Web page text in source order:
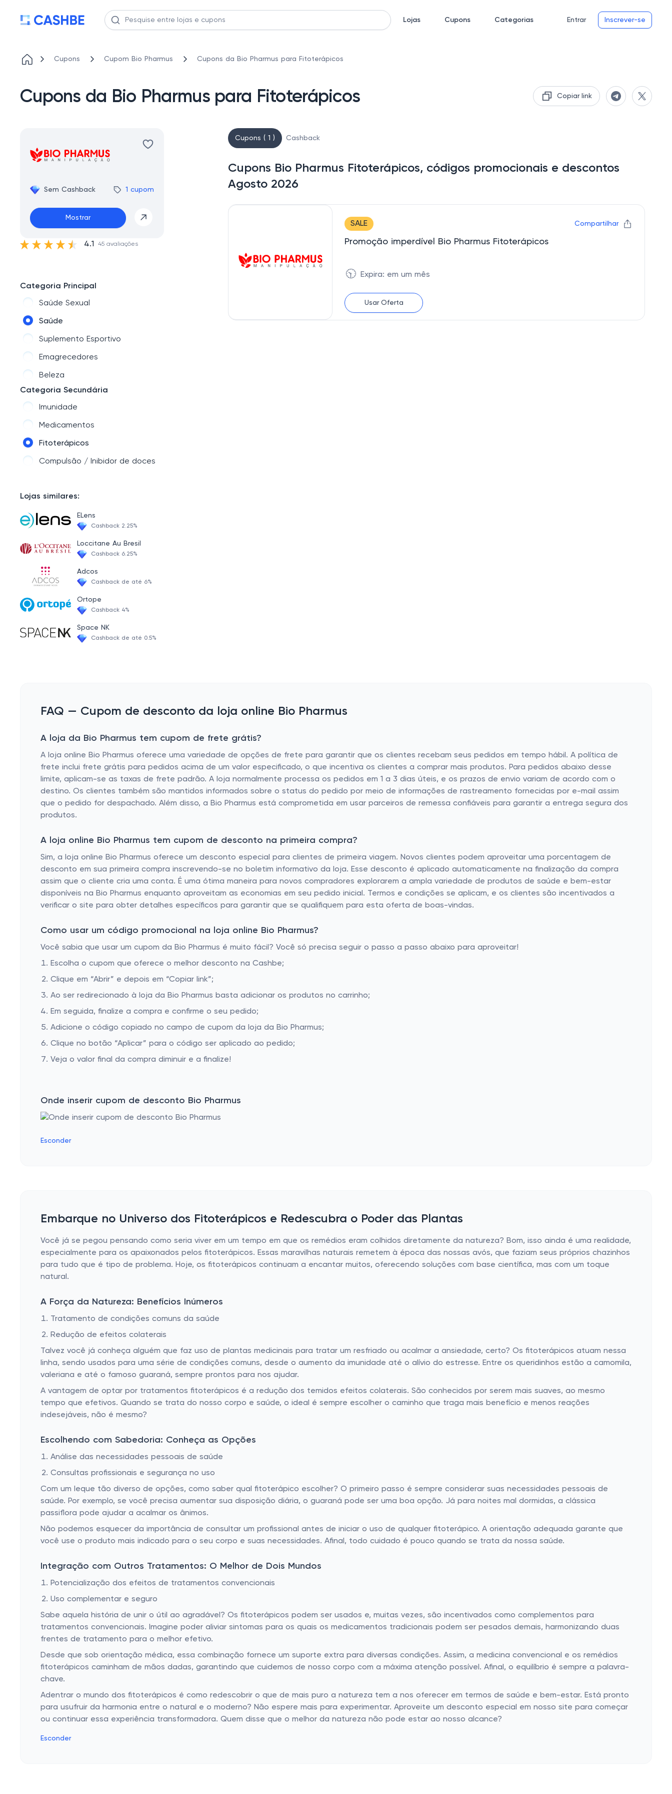
Lojas Cupons Categorias Entrar Inscrever-se
Cupons Cupom Bio Pharmus Cupons da Bio Pharmus para Fitoterápicos
Cupons da Bio Pharmus para Fitoterápicos Copiar link
Sem Cashback 1 cupom
Mostrar
4.1 45 avaliações
Categoria Principal
Saúde Sexual
Saúde
Suplemento Esportivo
Emagrecedores
Beleza
Categoria Secundária
Imunidade
Medicamentos
Fitoterápicos
Compulsão / Inibidor de doces
Lojas similares:
ELens
Cashback 2.25%
Loccitane Au Bresil
Cashback 6.25%
Adcos
Cashback de até 6%
Ortope
Cashback 4%
Space NK
Cashback de até 0.5%
Cupons ( 1 ) Cashback
Cupons Bio Pharmus Fitoterápicos, códigos promocionais e descontos
Agosto 2026
SALE Compartilhar
Promoção imperdível Bio Pharmus Fitoterápicos
🕥 Expira: em um mês
Usar Oferta
FAQ — Cupom de desconto da loja online Bio Pharmus
A loja da Bio Pharmus tem cupom de frete grátis?
A loja online Bio Pharmus oferece uma variedade de opções de frete para garantir que os clientes recebam seus pedidos em tempo hábil. A política de
frete inclui frete grátis para pedidos acima de um valor especificado, o que incentiva os clientes a comprar mais produtos. Para pedidos abaixo desse
limite, aplicam-se as taxas de frete padrão. A loja normalmente processa os pedidos em 1 a 3 dias úteis, e os prazos de envio variam de acordo com o
destino. Os clientes também são mantidos informados sobre o status do pedido por meio de informações de rastreamento fornecidas por e-mail assim
que o pedido for despachado. Além disso, a Bio Pharmus está comprometida em usar parceiros de remessa confiáveis ​​para garantir a entrega segura dos
produtos.
A loja online Bio Pharmus tem cupom de desconto na primeira compra?
Sim, a loja online Bio Pharmus oferece um desconto especial para clientes de primeira viagem. Novos clientes podem aproveitar uma porcentagem de
desconto em sua primeira compra inscrevendo-se no boletim informativo da loja. Esse desconto é aplicado automaticamente na finalização da compra
assim que o cliente cria uma conta. É uma ótima maneira para novos compradores explorarem a ampla variedade de produtos de saúde e bem-estar
disponíveis na Bio Pharmus enquanto aproveitam as economias em seu pedido inicial. Termos e condições se aplicam, e os clientes são incentivados a
verificar o site para obter detalhes específicos para garantir que se qualifiquem para esta oferta de boas-vindas.
Como usar um código promocional na loja online Bio Pharmus?
Você sabia que usar um cupom da Bio Pharmus é muito fácil? Você só precisa seguir o passo a passo abaixo para aproveitar!
Escolha o cupom que oferece o melhor desconto na Cashbe;
Clique em “Abrir” e depois em “Copiar link”;
Ao ser redirecionado à loja da Bio Pharmus basta adicionar os produtos no carrinho;
Em seguida, finalize a compra e confirme o seu pedido;
Adicione o código copiado no campo de cupom da loja da Bio Pharmus;
Clique no botão “Aplicar” para o código ser aplicado ao pedido;
Veja o valor final da compra diminuir e a finalize!
Onde inserir cupom de desconto Bio Pharmus
Esconder
Embarque no Universo dos Fitoterápicos e Redescubra o Poder das Plantas
Você já se pegou pensando como seria viver em um tempo em que os remédios eram colhidos diretamente da natureza? Bom, isso ainda é uma realidade,
especialmente para os apaixonados pelos fitoterápicos. Essas maravilhas naturais remetem à época das nossas avós, que faziam seus próprios chazinhos
para tudo que é tipo de problema. Hoje, os fitoterápicos continuam a encantar muitos, oferecendo soluções com base científica, mas com um toque
natural.
A Força da Natureza: Benefícios Inúmeros
Tratamento de condições comuns da saúde
Redução de efeitos colaterais
Talvez você já conheça alguém que faz uso de plantas medicinais para tratar um resfriado ou acalmar a ansiedade, certo? Os fitoterápicos atuam nessa
linha, sendo usados para uma série de condições comuns, desde o aumento da imunidade até o alívio do estresse. Entre os queridinhos estão a camomila,
valeriana e até o famoso guaraná, sempre prontos para nos ajudar.
A vantagem de optar por tratamentos fitoterápicos é a redução dos temidos efeitos colaterais. São conhecidos por serem mais suaves, ao mesmo
tempo que efetivos. Quando se trata do nosso corpo e saúde, o ideal é sempre escolher o caminho que traga mais benefício e menos reações
indesejáveis, não é mesmo?
Escolhendo com Sabedoria: Conheça as Opções
Análise das necessidades pessoais de saúde
Consultas profissionais e segurança no uso
Com um leque tão diverso de opções, como saber qual fitoterápico escolher? O primeiro passo é sempre considerar suas necessidades pessoais de
saúde. Por exemplo, se você precisa aumentar sua disposição diária, o guaraná pode ser uma boa opção. Já para noites mal dormidas, a clássica
passiflora pode ajudar a acalmar os ânimos.
Não podemos esquecer da importância de consultar um profissional antes de iniciar o uso de qualquer fitoterápico. A orientação adequada garante que
você use o produto mais indicado para o seu corpo e suas necessidades. Afinal, todo cuidado é pouco quando se trata da nossa saúde.
Integração com Outros Tratamentos: O Melhor de Dois Mundos
Potencialização dos efeitos de tratamentos convencionais
Uso complementar e seguro
Sabe aquela história de unir o útil ao agradável? Os fitoterápicos podem ser usados e, muitas vezes, são incentivados como complementos para
tratamentos convencionais. Imagine poder aliviar sintomas para os quais os medicamentos tradicionais podem ser pesados demais, harmonizando duas
frentes de tratamento para o melhor efetivo.
Desde que sob orientação médica, essa combinação fornece um suporte extra para diversas condições. Assim, a medicina convencional e os remédios
fitoterápicos caminham de mãos dadas, garantindo que cuidemos de nosso corpo com a máxima atenção possível. Afinal, o equilíbrio é sempre a palavra-
chave.
Adentrar o mundo dos fitoterápicos é como redescobrir o que de mais puro a natureza tem a nos oferecer em termos de saúde e bem-estar. Está pronto
para usufruir da harmonia entre o natural e o moderno? Não espere mais para experimentar. Aproveite um desconto especial em nosso site para começar
ou continuar essa experiência transformadora. Quem disse que o melhor da natureza não pode estar ao nosso alcance?
Esconder